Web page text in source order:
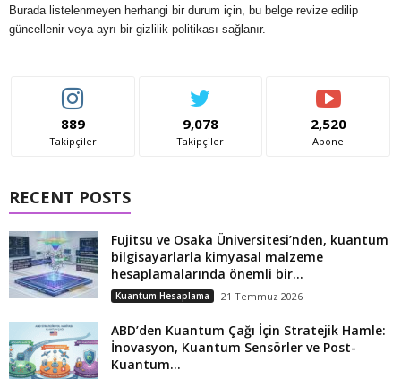
Burada listelenmeyen herhangi bir durum için, bu belge revize edilip
güncellenir veya ayrı bir gizlilik politikası sağlanır.
889
Takipçiler
9,078
Takipçiler
2,520
Abone
RECENT POSTS
Fujitsu ve Osaka Üniversitesi’nden, kuantum
bilgisayarlarla kimyasal malzeme
hesaplamalarında önemli bir...
Kuantum Hesaplama 21 Temmuz 2026
ABD’den Kuantum Çağı İçin Stratejik Hamle:
İnovasyon, Kuantum Sensörler ve Post-
Kuantum...